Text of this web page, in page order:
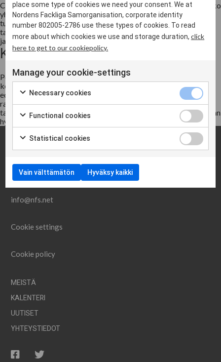
Covid-19-pandemia on globaali terveyskriisi, joka vaikuttaa koko
yhteiskuntaan, työelämään ja kaikkiin kansalaisiin. Vaikutukset
tuntuvat sekä ihmisten elämässä ja terveydessä että työssä ja
taloudessa. Onkin ratkaisevan tärkeää, että yhteiskunnan toimia
ja tukea priorisoidaan ja koordinoidaan, jotta niide...
Kasvu ja kilpailukyky
Pohjoismainen malli on maidemme kasvun ja kilpailukyvyn
keskeinen ja välttämätön lähtökohta. Katsomme, että malli on
edellytys vahvojen ja hyvin toimivien hyvinvointivaltioiden
rakentamiselle. Pohjoismainen malli on osoittanut, että
talouskasvu ja kilpailukyky voidaan onnistuneesti yhdistää laajaan
hyvinvo...
info@nfs.net
Cookie settings
Cookie policy
MEISTÄ
KALENTERI
UUTISET
YHTEYSTIEDOT
place some type of cookies we need your consent. We at
Nordens Fackliga Samorganisation, corporate identity
number 802005-2786 use these types of cookies. To read
more about which cookies we use and storage duration,click
here to get to our cookiepolicy.
Manage your cookie-settings
Necessary cookies
Functional cookies
Statistical cookies
Vain välttämätön Hyväksy kaikki